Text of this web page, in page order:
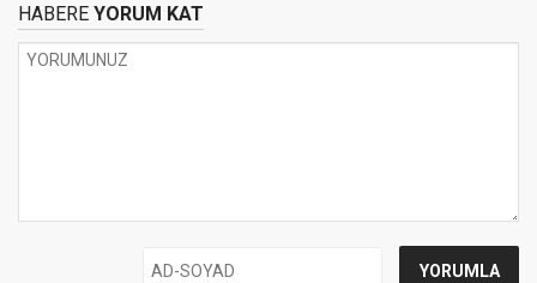
HABERE YORUM KAT